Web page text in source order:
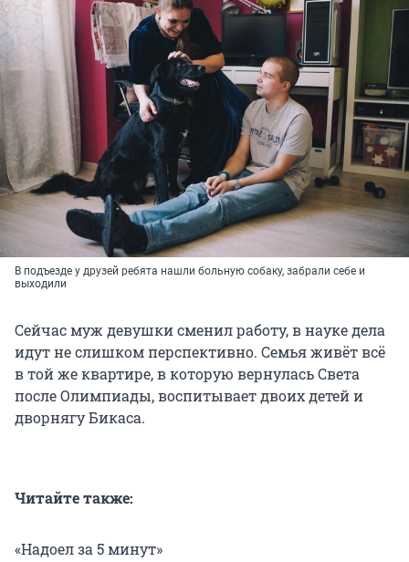
В подъезде у друзей ребята нашли больную собаку, забрали себе и
выходили
Сейчас муж девушки сменил работу, в науке дела
идут не слишком перспективно. Семья живёт всё
в той же квартире, в которую вернулась Света
после Олимпиады, воспитывает двоих детей и
дворнягу Бикаса.
Читайте также:
«Надоел за 5 минут»